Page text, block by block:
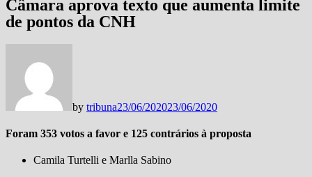
Câmara aprova texto que aumenta limite
de pontos da CNH
by tribuna23/06/202023/06/2020
Foram 353 votos a favor e 125 contrários à proposta
Camila Turtelli e Marlla Sabino